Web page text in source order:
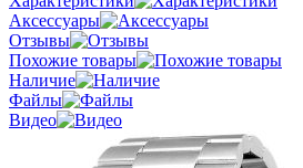
Аксессуары
Отзывы
Похожие товары
Наличие
Файлы
Видео